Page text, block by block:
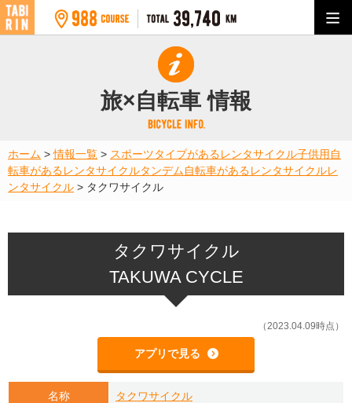
旅×自転車 情報
ホーム >情報一覧 > スポーツタイプがあるレンタサイクル子供用自
転車があるレンタサイクルタンデム自転車があるレンタサイクルレ
ンタサイクル > タクワサイクル
タクワサイクル
TAKUWA CYCLE
（2023.04.09時点）
アプリで見る
名称 タクワサイクル